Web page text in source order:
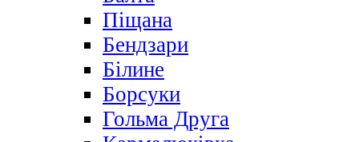
Піщана
Бендзари
Білине
Борсуки
Гольма Друга